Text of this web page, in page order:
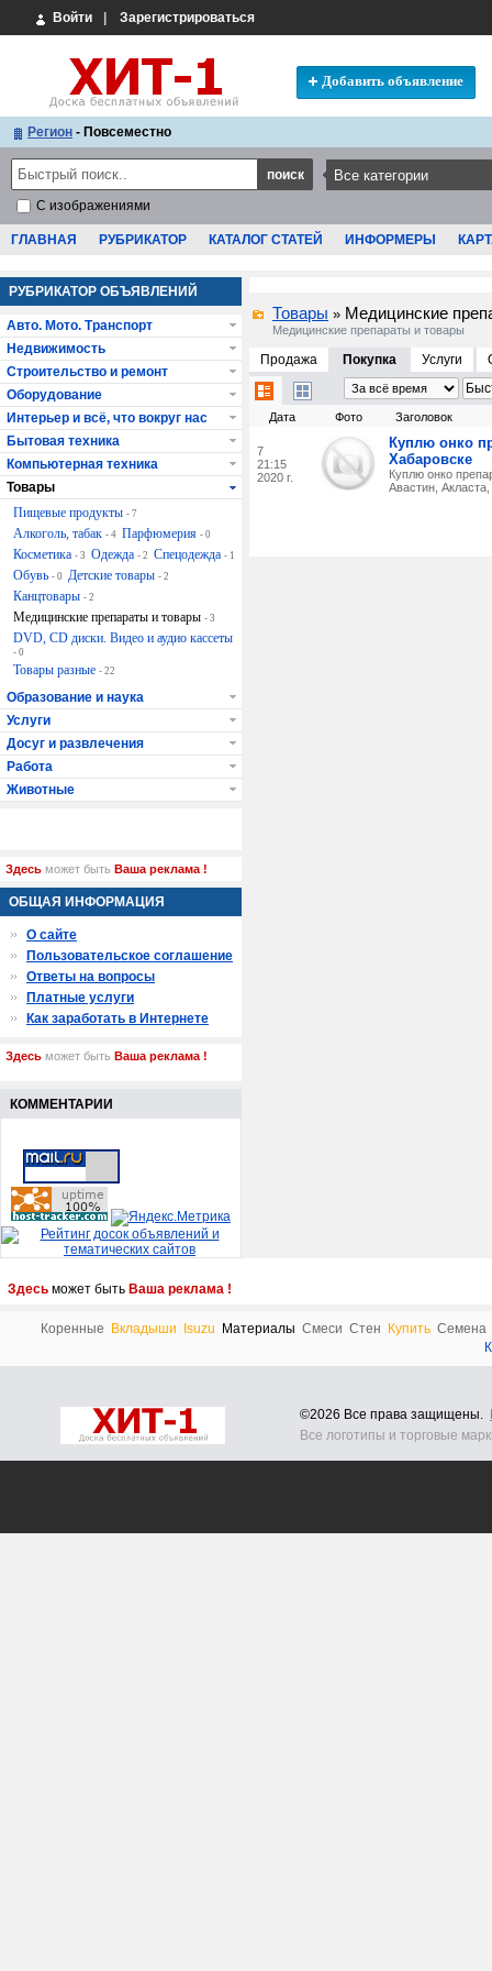
Войти Зарегистрироваться
Добавить объявление
Регион - Повсеместно
С изображениями
ГЛАВНАЯ РУБРИКАТОР КАТАЛОГ СТАТЕЙ ИНФОРМЕРЫ
Товары » Медицинские
Медицинские препараты и товары
Продажа Покупка Услуги
Дата Фото Заголовок
7
21:15
2020 г.
Куплю онко
Хабаровске
Куплю онко
Авастин,
РУБРИКАТОР ОБЪЯВЛЕНИЙ
Авто. Мото. Транспорт
Недвижимость
Строительство и ремонт
Оборудование
Интерьер и всё, что вокруг нас
Бытовая техника
Компьютерная техника
Товары
Пищевые продукты - 7
Алкоголь, табак - 4 Парфюмерия - 0
Косметика - 3 Одежда - 2 Спецодежда - 1
Обувь - 0 Детские товары - 2
Канцтовары - 2
Медицинские препараты и товары - 3
DVD, CD диски. Видео и аудио кассеты
- 0
Товары разные - 22
Образование и наука
Услуги
Досуг и развлечения
Работа
Животные
Здесь может быть Ваша реклама !
ОБЩАЯ ИНФОРМАЦИЯ
О сайте
Пользовательское соглашение
Ответы на вопросы
Платные услуги
Как заработать в Интернете
Здесь может быть Ваша реклама !
КОММЕНТАРИИ
Здесь может быть Ваша реклама !
Коренные Вкладыши Isuzu Материалы Смеси Стен Купить Семена
©2026 Все права защищены.
Все логотипы и торговые